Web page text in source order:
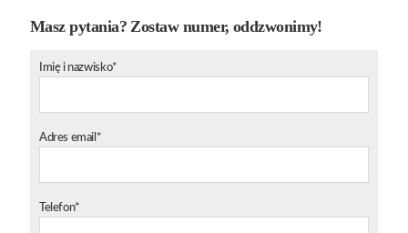
Masz pytania? Zostaw numer, oddzwonimy!
Imię i nazwisko*
Adres email*
Telefon*